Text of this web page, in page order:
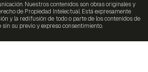
Nuestros contenidos son obras originales y
de Propiedad Intelectual. Está expresamente
y la redifusión de todo o parte de los contenidos de
sin su previo y expreso consentimiento.